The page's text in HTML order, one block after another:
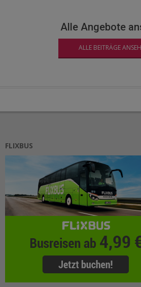
Alle Angebote
ALLE BEITRÄGE
FLIXBUS